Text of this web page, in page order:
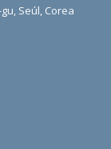
Seúl, Corea